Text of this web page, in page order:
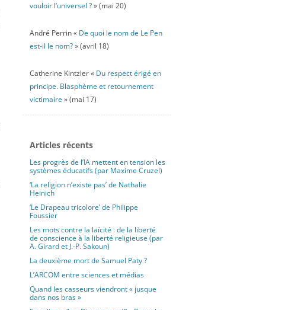
vouloir l’universel ?» (mai 20)
André Perrin « De quoi le nom de Le Pen
est-il le nom?» (avril 18)
Catherine Kintzler « Du respect érigé en
principe. Blasphème et retournement
victimaire » (mai 17)
Articles récents
Les progrès de l’IA mettent en tension les
systèmes éducatifs (par Maxime Cruzel)
‘La religion n’existe pas’ de Nathalie
Heinich
‘Le Drapeau tricolore’ de Philippe
Foussier
Les mots contre la laïcité : de la liberté
de conscience à la liberté religieuse (par
A. Girard et J.-P. Sakoun)
La deuxième mort de Samuel Paty ?
L’ARCOM entre sciences et médias
Quand les casseurs viendront « jusque
dans nos bras »